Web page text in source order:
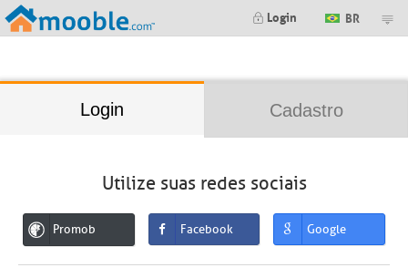
Login BR
Login Cadastro
Utilize suas redes sociais
Promob Facebook Google